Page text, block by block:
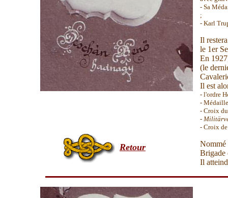
- Sa
;
- Karl
Il
le 1er
En
(le
Il est
- l'ordre
-
- Croix
-
- Croix
Nommé
Brigade
Il
Retour